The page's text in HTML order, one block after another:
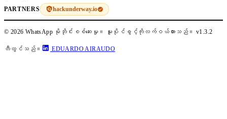
PARTNERS hackunderway.io
© 2026 WhatsApp မိုဘိုင်းစစ်ဆေးမှု။ မူပိုင်ခွင့်ကိုလက်ဝယ်ထားသည်။ v1.3.2
တီထွင်သည်။ EDUARDO AIRAUDO